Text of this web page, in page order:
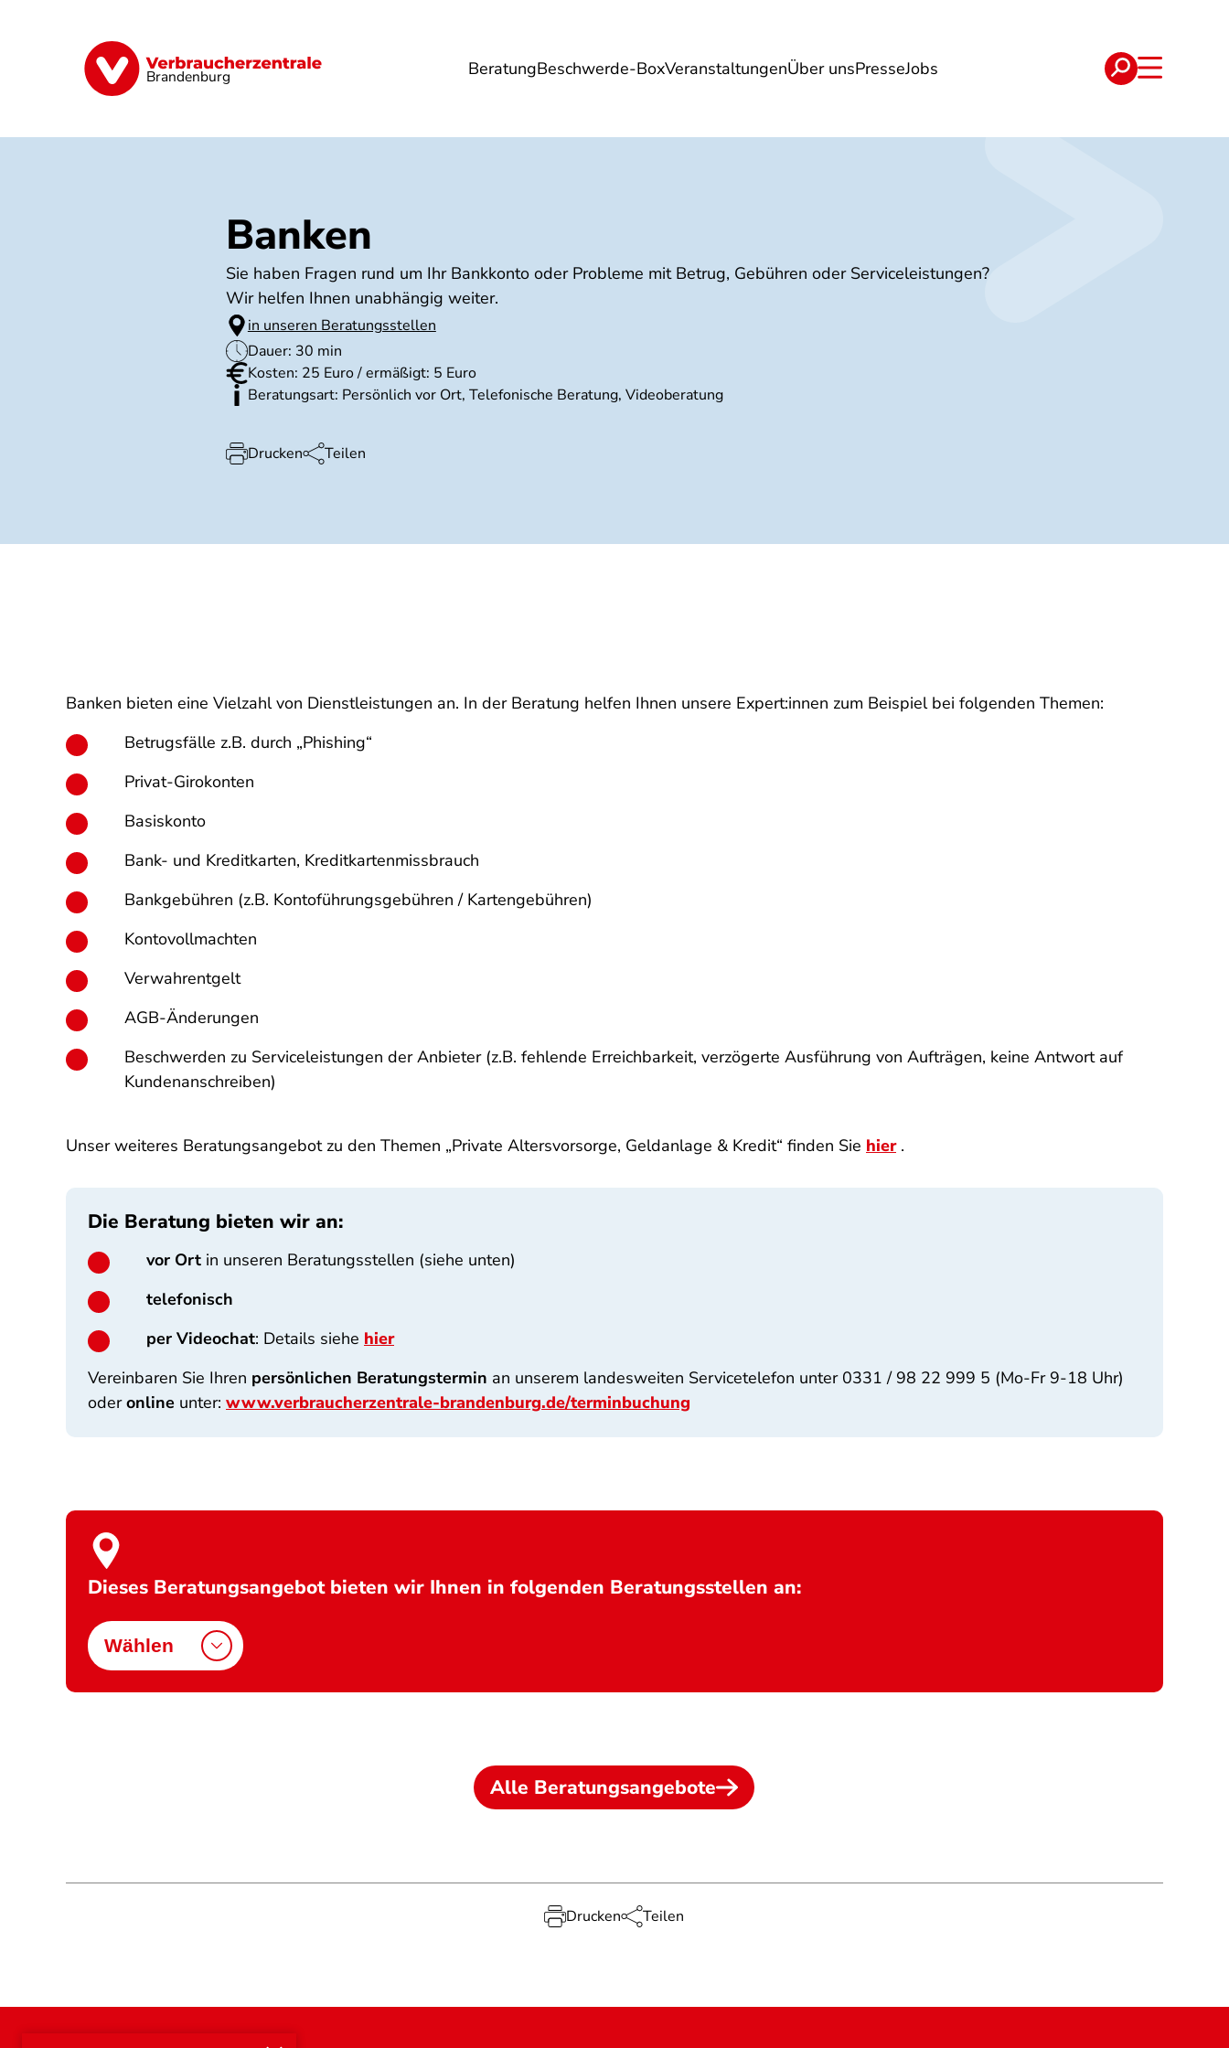
Brandenburg BeratungBeschwerde-BoxVeranstaltungenÜber unsPresseJobs
Finanzen Digitales Lebensmittel Umwelt Gesundheit Energie Reise Verträge
Banken
Sie haben Fragen rund um Ihr Bankkonto oder Probleme mit Betrug, Gebühren oder Serviceleistungen?
Wir helfen Ihnen unabhängig weiter.
in unseren Beratungsstellen
Dauer: 30 min
Kosten: 25 Euro / ermäßigt: 5 Euro
Beratungsart: Persönlich vor Ort, Telefonische Beratung, Videoberatung
Drucken Teilen
Banken bieten eine Vielzahl von Dienstleistungen an. In der Beratung helfen Ihnen unsere Expert:innen zum Beispiel bei folgenden Themen:
Betrugsfälle z.B. durch „Phishing“
Privat-Girokonten
Basiskonto
Bank- und Kreditkarten, Kreditkartenmissbrauch
Bankgebühren (z.B. Kontoführungsgebühren / Kartengebühren)
Kontovollmachten
Verwahrentgelt
AGB-Änderungen
Beschwerden zu Serviceleistungen der Anbieter (z.B. fehlende Erreichbarkeit, verzögerte Ausführung von Aufträgen, keine Antwort auf
Kundenanschreiben)
Unser weiteres Beratungsangebot zu den Themen „Private Altersvorsorge, Geldanlage & Kredit“ finden Sie hier.
Die Beratung bieten wir an:
vor Ort in unseren Beratungsstellen (siehe unten)
telefonisch
per Videochat: Details siehe hier
Vereinbaren Sie Ihren persönlichen Beratungstermin an unserem landesweiten Servicetelefon unter 0331 / 98 22 999 5 (Mo-Fr 9-18 Uhr)
oderonline unter: www.verbraucherzentrale-brandenburg.de/terminbuchung
Dieses Beratungsangebot bieten wir Ihnen in folgenden Beratungsstellen an:
Wählen
Alle Beratungsangebote
Drucken Teilen